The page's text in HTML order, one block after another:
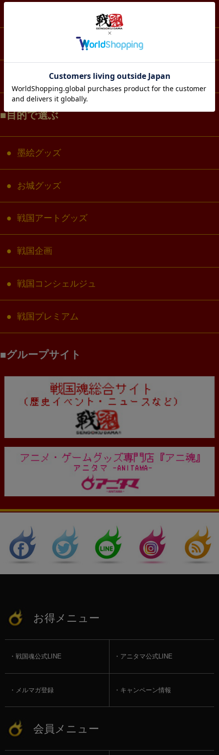
コラボ・キャラクター
目的で選ぶ
墨絵グッズ
お城グッズ
戦国アートグッズ
戦国企画
戦国コンシェルジュ
戦国プレミアム
グループサイト
お得メニュー
戦国魂公式LINE アニタマ公式LINE
メルマガ登録 キャンペーン情報
会員メニュー